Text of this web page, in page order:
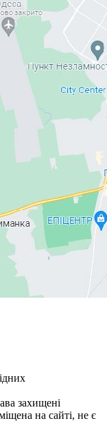
захищені
на сайті, не є